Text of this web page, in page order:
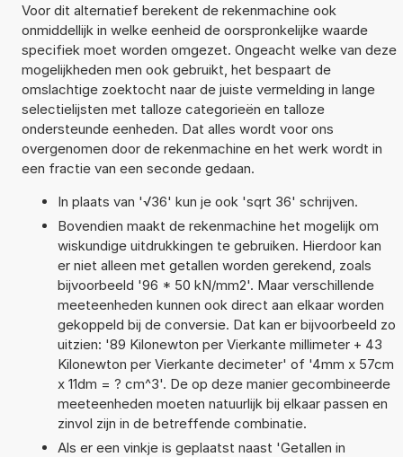
Voor dit alternatief berekent de rekenmachine ook
onmiddellijk in welke eenheid de oorspronkelijke waarde
specifiek moet worden omgezet. Ongeacht welke van deze
mogelijkheden men ook gebruikt, het bespaart de
omslachtige zoektocht naar de juiste vermelding in lange
selectielijsten met talloze categorieën en talloze
ondersteunde eenheden. Dat alles wordt voor ons
overgenomen door de rekenmachine en het werk wordt in
een fractie van een seconde gedaan.
In plaats van '√36' kun je ook 'sqrt 36' schrijven.
Bovendien maakt de rekenmachine het mogelijk om
wiskundige uitdrukkingen te gebruiken. Hierdoor kan
er niet alleen met getallen worden gerekend, zoals
bijvoorbeeld '96 * 50 kN/mm2'. Maar verschillende
meeteenheden kunnen ook direct aan elkaar worden
gekoppeld bij de conversie. Dat kan er bijvoorbeeld zo
uitzien: '89 Kilonewton per Vierkante millimeter + 43
Kilonewton per Vierkante decimeter' of '4mm x 57cm
x 11dm = ? cm^3'. De op deze manier gecombineerde
meeteenheden moeten natuurlijk bij elkaar passen en
zinvol zijn in de betreffende combinatie.
Als er een vinkje is geplaatst naast 'Getallen in